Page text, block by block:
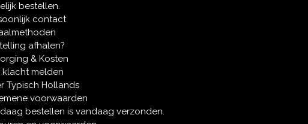
bestellen.
contact
afhalen?
& Kosten
klacht melden
Typisch Hollands
voorwaarden
bestellen is vandaag verzonden.